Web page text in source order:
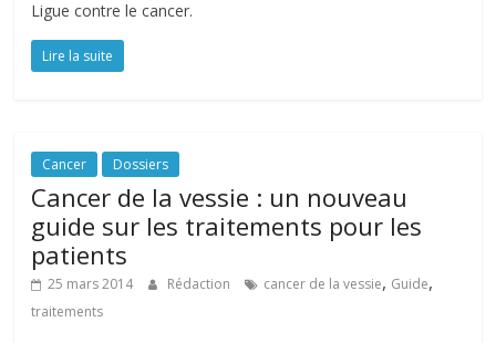
Ligue contre le cancer.
Lire la suite
Cancer Dossiers
Cancer de la vessie : un nouveau
guide sur les traitements pour les
patients
25 mars 2014 Rédaction cancer de la vessie, Guide,
traitements